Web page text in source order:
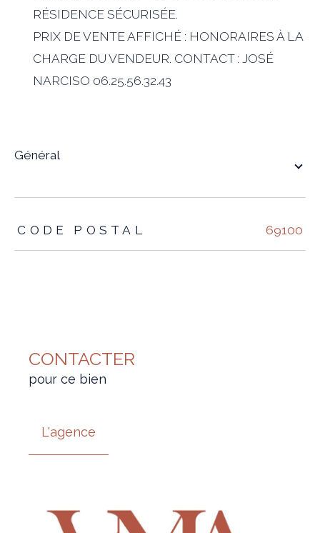
RÉSIDENCE SÉCURISÉE.
PRIX DE VENTE AFFICHÉ : HONORAIRES À LA
CHARGE DU VENDEUR. CONTACT : JOSÉ
NARCISO 06.25.56.32.43
général
TRAD_ZEPHYR_Caracteristique TRAD_ZEPHYR_Valeurs
CODE POSTAL 69100
CONTACTER
pour ce bien
L'agence